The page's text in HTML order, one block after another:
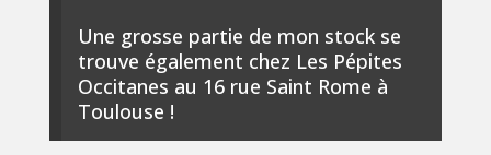
Une grosse partie de mon stock se
trouve également chez Les Pépites
Occitanes au 16 rue Saint Rome à
Toulouse !